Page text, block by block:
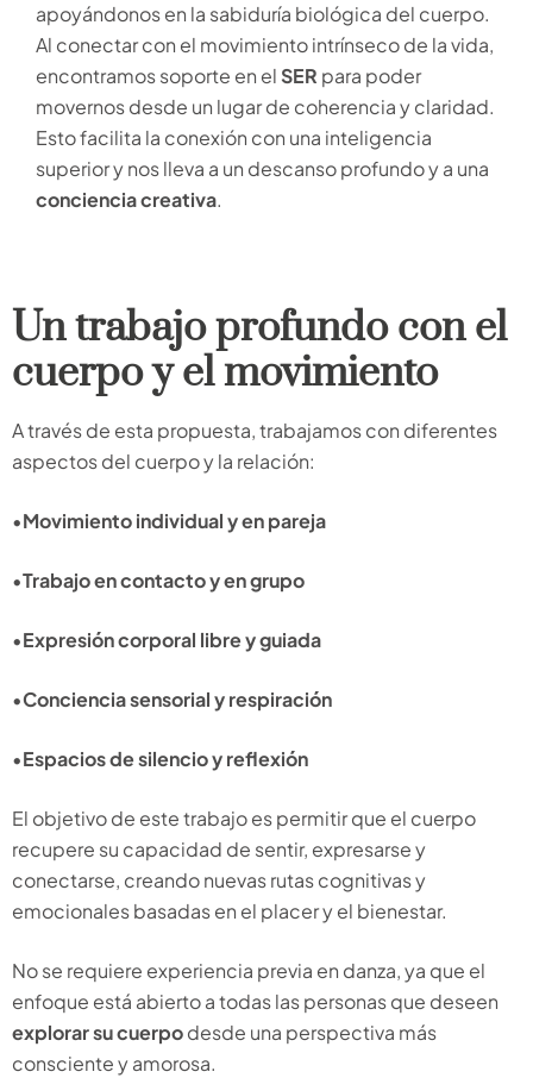
apoyándonos en la sabiduría biológica del cuerpo.
Al conectar con el movimiento intrínseco de la vida,
encontramos soporte en el SER para poder
movernos desde un lugar de coherencia y claridad.
Esto facilita la conexión con una inteligencia
superior y nos lleva a un descanso profundo y a una
conciencia creativa.
Un trabajo profundo con el
cuerpo y el movimiento
A través de esta propuesta, trabajamos con diferentes
aspectos del cuerpo y la relación:
•Movimiento individual y en pareja
•Trabajo en contacto y en grupo
•Expresión corporal libre y guiada
•Conciencia sensorial y respiración
•Espacios de silencio y reflexión
El objetivo de este trabajo es permitir que el cuerpo
recupere su capacidad de sentir, expresarse y
conectarse, creando nuevas rutas cognitivas y
emocionales basadas en el placer y el bienestar.
No se requiere experiencia previa en danza, ya que el
enfoque está abierto a todas las personas que deseen
explorar su cuerpodesde una perspectiva más
consciente y amorosa.